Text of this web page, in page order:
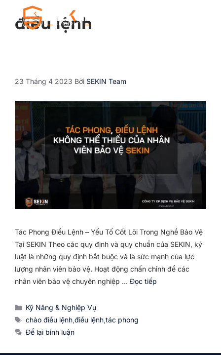
điều lệnh
23 Tháng 4 2023 Bởi SEKIN Team
Tác Phong Điều Lệnh – Yếu Tố Cốt Lõi Trong Nghề Bảo Vệ
Tại SEKIN Theo các quy định và quy chuẩn của SEKIN, kỷ
luật là những quy định bắt buộc và là sức mạnh của lực
lượng nhân viên bảo vệ. Hoạt động chấn chỉnh để các
nhân viên bảo vệ chuyên nghiệp … Đọc tiếp
Danh
mục
Kỹ Năng & Nghiệp Vụ
Thẻ
chào điều lệnh,điều lệnh,tác phong
Để lại bình luận